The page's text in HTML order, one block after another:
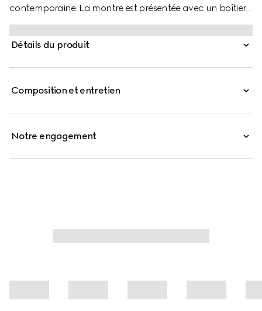
contemporaine. La montre est présentée avec un boîtier
fin à plusieurs couches et un bracelet en acier à
cinq maillons, le tout complété par un verre bleu océan
et un motif GG.
Détails du produit
Composition et entretien
Notre engagement